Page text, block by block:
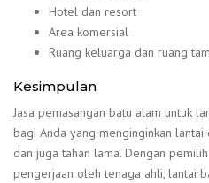
Hotel dan resort
Area komersial
Ruang keluarga dan ruang
Kesimpulan
Jasa pemasangan batu alam untuk
bagi Anda yang menginginkan
dan juga tahan lama. Dengan
pengerjaan oleh tenaga ahli, lantai